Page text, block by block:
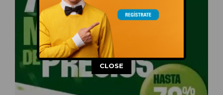
This popup will close in:14
CLOSE